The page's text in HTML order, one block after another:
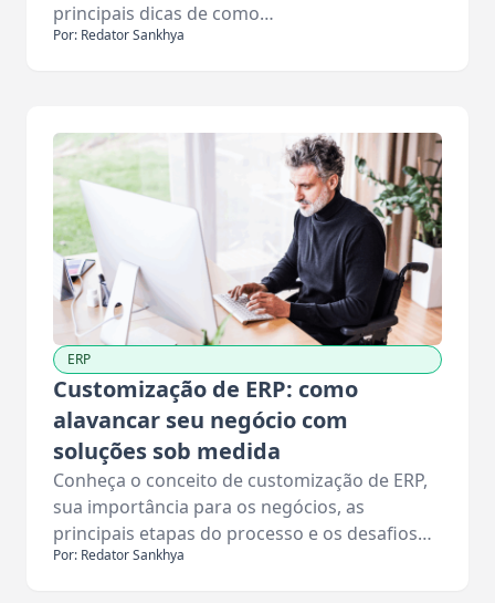
principais dicas de como…
Por: Redator Sankhya
ERP
Customização de ERP: como
alavancar seu negócio com
soluções sob medida
Conheça o conceito de customização de ERP,
sua importância para os negócios, as
principais etapas do processo e os desafios…
Por: Redator Sankhya